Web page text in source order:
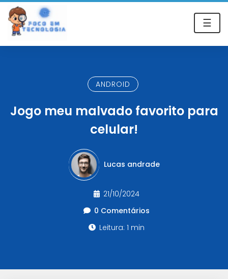
☰
ANDROID
Jogo meu malvado favorito para
celular!
Lucas andrade
21/10/2024
0 Comentários
Leitura: 1 min